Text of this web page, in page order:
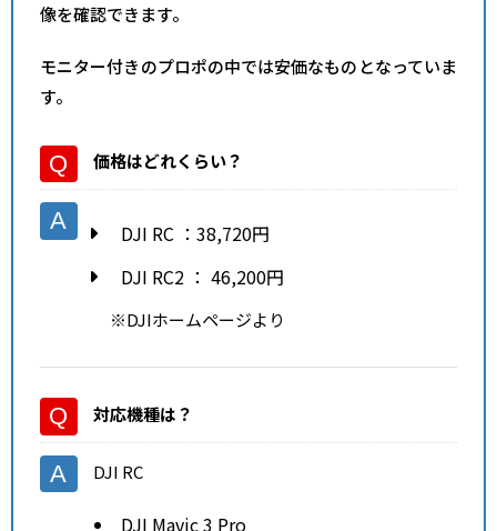
像を確認できます。
モニター付きのプロポの中では安価なものとなっていま
す。
価格はどれくらい？
DJI RC ：38,720円
DJI RC2 ： 46,200円
※DJIホームページより
対応機種は？
DJI RC
DJI Mavic 3 Pro